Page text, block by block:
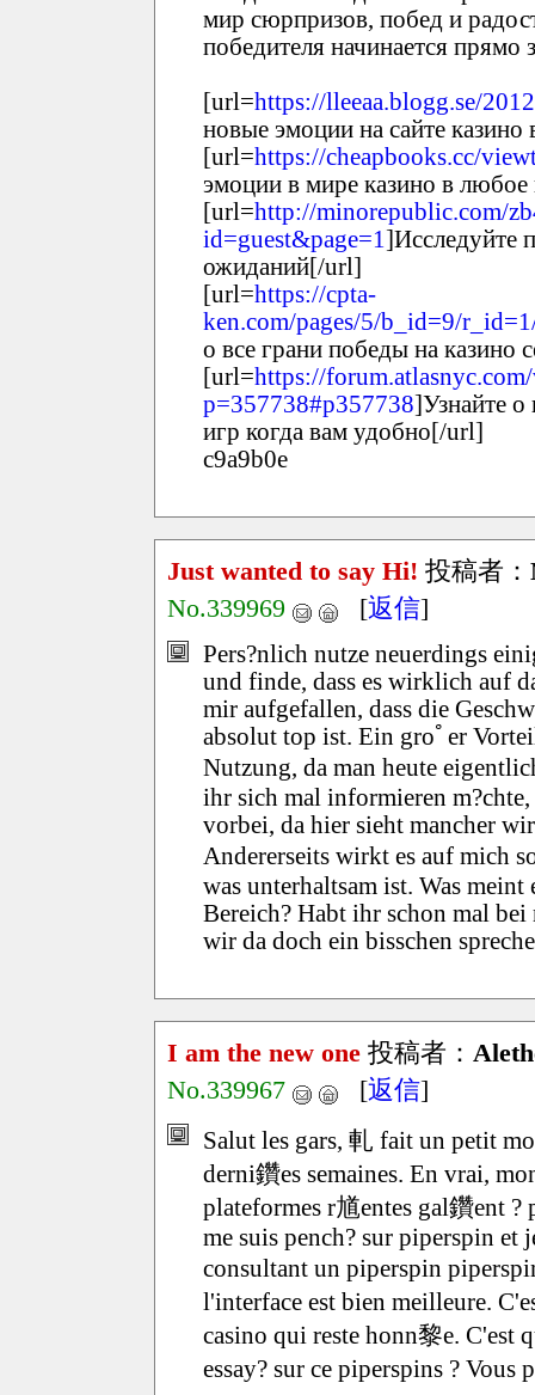
мир сюрпризов, побед и
победителя начинается прямо
[url=https://lleeaa.blogg.se/
новые эмоции на сайте
[url=https://cheapbooks.cc/
эмоции в мире казино в
[url=http://minorepublic.com/
id=guest&page=1]Исследуйте
ожиданий[/url]
[url=https://cpta-
ken.com/pages/5/b_id=9/
о все грани победы на казино
[url=https://
p=357738#p357738]Узнайте о
игр когда вам удобно[/url]
c9a9b0e
Just wanted to say Hi! 投稿者：
No.339969
[返信]
Pers?nlich nutze neuerdings
und finde, dass es wirklich auf
mir aufgefallen, dass die
absolut top ist. Ein groﾟer
Nutzung, da man heute
ihr sich mal informieren
vorbei, da hier sieht mancher
Andererseits wirkt es auf mich
was unterhaltsam ist. Was
Bereich? Habt ihr schon mal
wir da doch ein bisschen
I am the new one 投稿者：
No.339967
[返信]
Salut les gars, 軋 fait un petit
derni鑽es semaines. En vrai,
plateformes r馗entes gal鑽ent ?
me suis pench? sur piperspin et
consultant un piperspin
l'interface est bien meilleure.
casino qui reste honn黎e. C'est
essay? sur ce piperspins ? Vous